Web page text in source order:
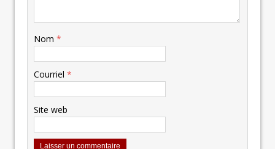
Nom *
Courriel *
Site web